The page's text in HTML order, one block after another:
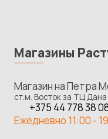
Магазины
Магазин на Петра
ст.м. Восток за ТЦ
+375 44 778 38
Ежедневно 11:00 -